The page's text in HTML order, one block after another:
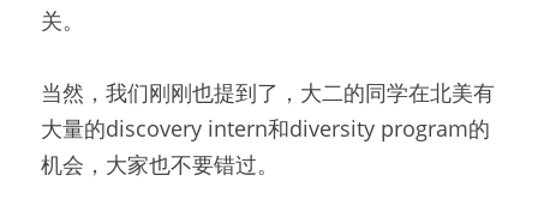
关。
当然，我们刚刚也提到了，大二的同学在北美有
大量的discovery intern和diversity program的
机会，大家也不要错过。